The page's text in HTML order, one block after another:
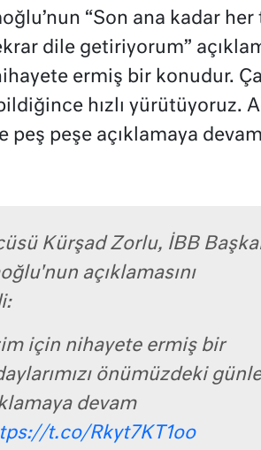
“Son ana kadar
dile getiriyorum”
ermiş bir konudur.
hızlı yürütüyoruz.
peşe açıklamaya
Kürşad Zorlu, İBB
açıklamasını
için nihayete ermiş bir
önümüzdeki
devam
t.co/Rkyt7KT1oo